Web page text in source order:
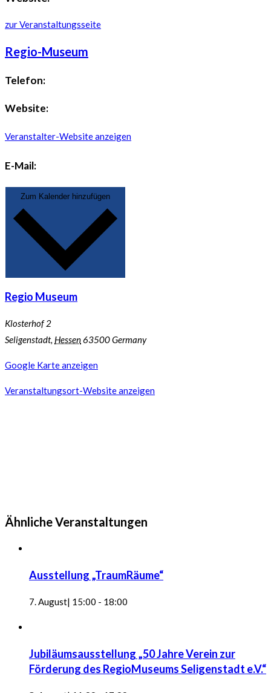
zur Veranstaltungsseite
Regio-Museum
Telefon:
Website:
Veranstalter-Website anzeigen
E-Mail:
Regio Museum
Klosterhof 2
Seligenstadt, Hessen63500Germany
Google Karte anzeigen
Veranstaltungsort-Website anzeigen
Ähnliche Veranstaltungen
Ausstellung „TraumRäume“
7. August| 15:00 - 18:00
Jubiläumsausstellung „50 Jahre Verein zur
Förderung des RegioMuseums Seligenstadt e.V.“